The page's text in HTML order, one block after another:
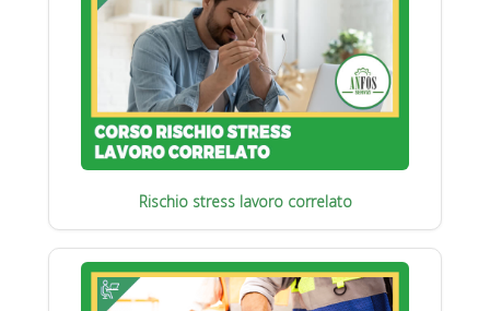
Rischio stress lavoro correlato